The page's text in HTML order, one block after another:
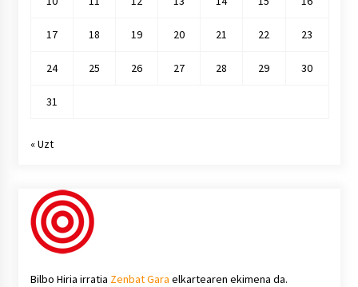
17 18 19 20 21 22 23
24 25 26 27 28 29 30
31
« Uzt
Bilbo Hiria irratia Zenbat Gara elkartearen ekimena da.